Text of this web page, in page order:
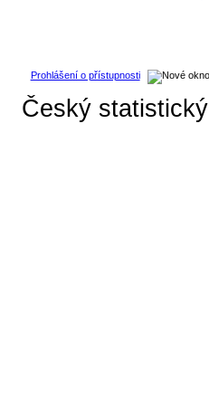
Prohlášení o přístupnosti
Český